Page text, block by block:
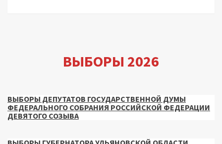
ВЫБОРЫ 2026
ВЫБОРЫ ДЕПУТАТОВ ГОСУДАРСТВЕННОЙ ДУМЫ
ФЕДЕРАЛЬНОГО СОБРАНИЯ РОССИЙСКОЙ ФЕДЕРАЦИИ
ДЕВЯТОГО СОЗЫВА